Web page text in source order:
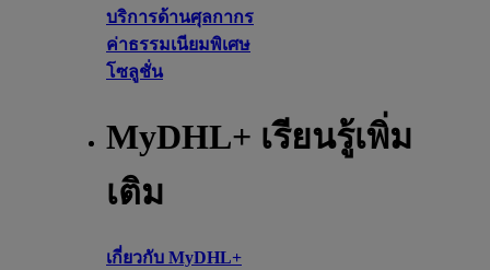
บริการด้านศุลกากร
ค่าธรรมเนียมพิเศษ
โซลูชั่น
MyDHL+ เรียนรู้เพิ่ม
เติม
เกี่ยวกับ MyDHL+